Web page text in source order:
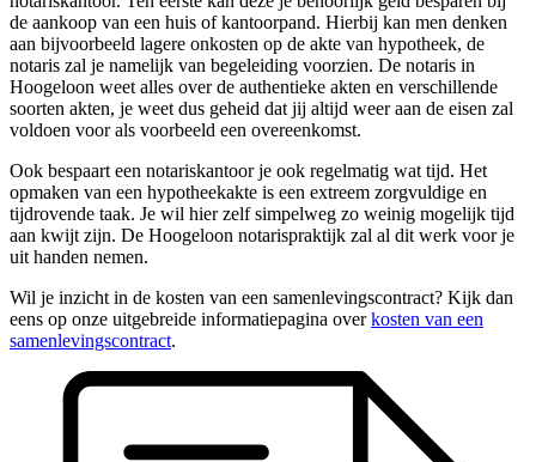
de aankoop van een huis of kantoorpand. Hierbij kan men denken
aan bijvoorbeeld lagere onkosten op de akte van hypotheek, de
notaris zal je namelijk van begeleiding voorzien. De notaris in
Hoogeloon weet alles over de authentieke akten en verschillende
soorten akten, je weet dus geheid dat jij altijd weer aan de eisen zal
voldoen voor als voorbeeld een overeenkomst.
Ook bespaart een notariskantoor je ook regelmatig wat tijd. Het
opmaken van een hypotheekakte is een extreem zorgvuldige en
tijdrovende taak. Je wil hier zelf simpelweg zo weinig mogelijk tijd
aan kwijt zijn. De Hoogeloon notarispraktijk zal al dit werk voor je
uit handen nemen.
Wil je inzicht in de kosten van een samenlevingscontract? Kijk dan
eens op onze uitgebreide informatiepagina overkosten van een
samenlevingscontract.